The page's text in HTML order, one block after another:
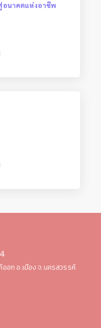
อนาคตแห่งอาชีพ
อก อ.เมือง จ.นครสวรรค์